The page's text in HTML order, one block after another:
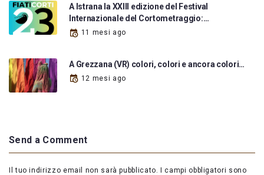
A Istrana la XXIII edizione del Festival
Internazionale del Cortometraggio:…
11 mesi ago
A Grezzana (VR) colori, colori e ancora colori…
12 mesi ago
Send a Comment
Il tuo indirizzo email non sarà pubblicato. I campi obbligatori sono